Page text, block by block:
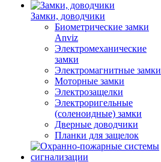
Замки, доводчики
Биометрические замки
Anviz
Электромеханические
замки
Электромагнитные замки
Моторные замки
Электрозащелки
Электроригельные
(cоленоидные) замки
Дверные доводчики
Планки для защелок